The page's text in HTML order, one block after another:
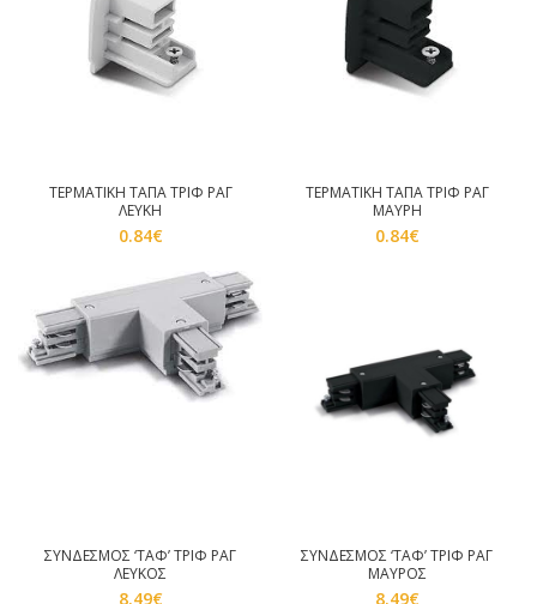
ΤΕΡΜΑΤΙΚΗ ΤΑΠΑ ΤΡΙΦ ΡΑΓ
ΛΕΥΚΗ
0.84€
ΤΕΡΜΑΤΙΚΗ ΤΑΠΑ ΤΡΙΦ ΡΑΓ
ΜΑΥΡΗ
0.84€
ΣΥΝΔΕΣΜΟΣ ‘ΤΑΦ’ ΤΡΙΦ ΡΑΓ
ΛΕΥΚΟΣ
8.49€
ΣΥΝΔΕΣΜΟΣ ‘ΤΑΦ’ ΤΡΙΦ ΡΑΓ
ΜΑΥΡΟΣ
8.49€